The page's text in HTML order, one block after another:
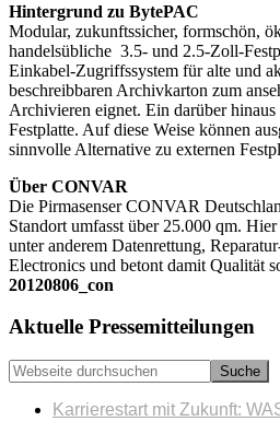
Hintergrund zu BytePAC
Modular, zukunftssicher, formschön,
handelsübliche 3.5- und 2.5-Zoll-
Einkabel-Zugriffssystem für alte und
beschreibbaren Archivkarton zum
Archivieren eignet. Ein darüber
Festplatte. Auf diese Weise können
sinnvolle Alternative zu externen
Über CONVAR
Die Pirmasenser CONVAR
Standort umfasst über 25.000 qm.
unter anderem Datenrettung,
Electronics und betont damit Qualität
20120806_con
Seitenspalte
Aktuelle Pressemitteilungen
Webseite
durchsuchen
Karrierestart mit Zukunft: